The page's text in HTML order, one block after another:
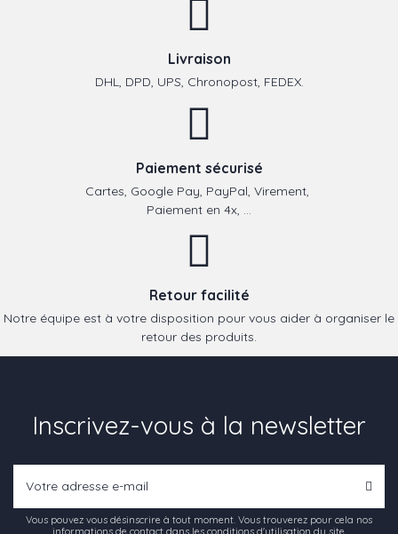
Livraison
DHL, DPD, UPS, Chronopost, FEDEX.
Paiement sécurisé
Cartes, Google Pay, PayPal, Virement,
Paiement en 4x, ...
Retour facilité
Notre équipe est à votre disposition pour vous aider à organiser le
retour des produits.
Inscrivez-vous à la newsletter
Vous pouvez vous désinscrire à tout moment. Vous trouverez pour cela nos
informations de contact dans les conditions d'utilisation du site.